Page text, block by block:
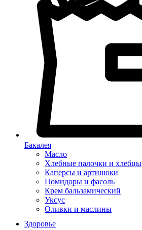
Бакалея
Масло
Хлебные палочки и хлебцы
Каперсы и артишоки
Помидоры и фасоль
Крем бальзамический
Уксус
Оливки и маслины
Здоровье